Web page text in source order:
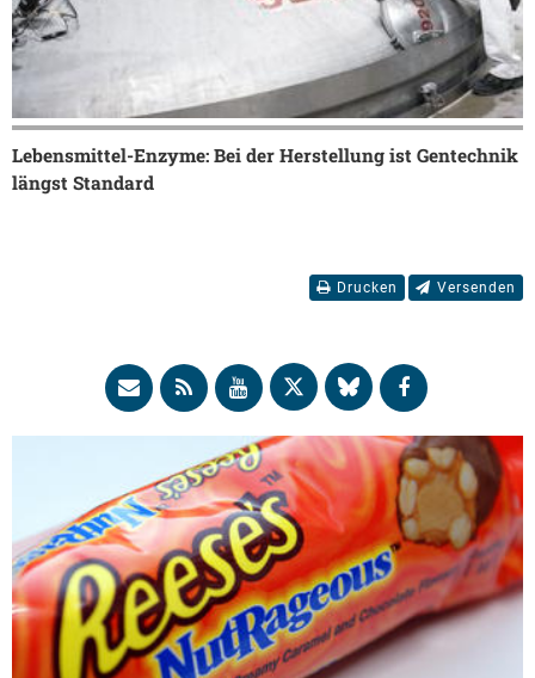
Lebensmittel-Enzyme: Bei der Herstellung ist Gentechnik
längst Standard
Drucken Versenden